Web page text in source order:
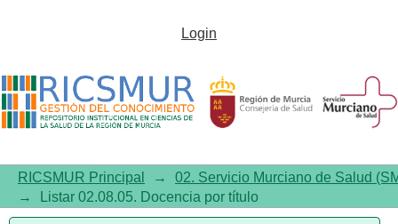
Listar 02.08.05. Docencia por
Login
RICSMUR Principal →
02. Servicio Murciano de Salud
→
Listar 02.08.05. Docencia por título